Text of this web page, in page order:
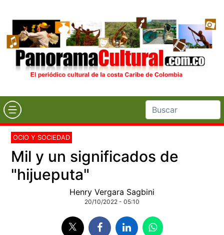
OCIO Y SOCIEDAD
Mil y un significados de
"hijueputa"
Henry Vergara Sagbini
20/10/2022 - 05:10